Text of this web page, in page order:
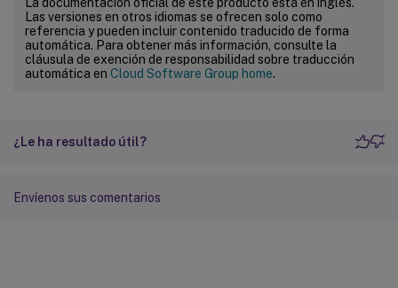
Las versiones en otros idiomas se ofrecen solo como
referencia y pueden incluir contenido traducido de forma
automática. Para obtener más información, consulte la
cláusula de exención de responsabilidad sobre traducción
automática en Cloud Software Group home.
¿Le ha resultado útil?
Envíenos sus comentarios